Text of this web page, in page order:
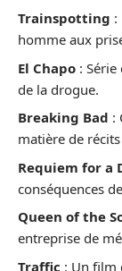
Trainspotting :
homme aux
El Chapo :
de la drogue.
Breaking Bad :
matière de
Requiem for a
conséquences
Queen of the
entreprise de
Traffic : Un film